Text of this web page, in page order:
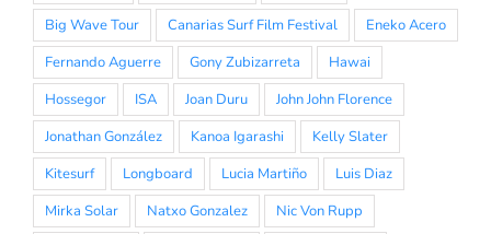
Big Wave Tour
Canarias Surf Film Festival
Eneko Acero
Fernando Aguerre
Gony Zubizarreta
Hawai
Hossegor
ISA Joan Duru
John John Florence
Jonathan González
Kanoa Igarashi
Kelly Slater
Kitesurf
Longboard Lucia Martiño
Luis Diaz
Mirka Solar
Natxo Gonzalez
Nic Von Rupp